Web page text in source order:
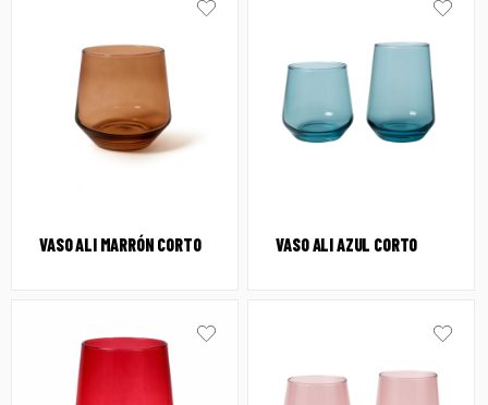
VASO ALI MARRÓN CORTO VASO ALI AZUL CORTO